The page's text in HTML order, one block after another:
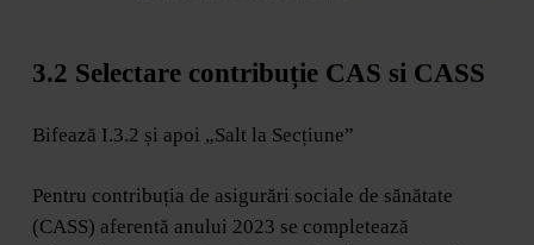
3.2 Selectare contribuție CAS si CASS
Bifează I.3.2 și apoi „Salt la Secțiune”
Pentru contribuția de asigurări sociale de sănătate
(CASS) aferentă anului 2023 se completează